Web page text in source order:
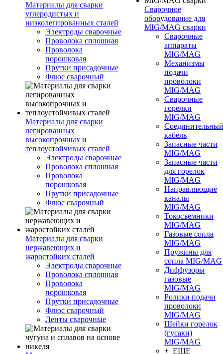
Материалы для сварки
углеродистых и
низколегированных сталей
Электроды сварочные
Проволока сплошная
Проволока
порошковая
Прутки присадочные
Флюс сварочный
Материалы для сварки
легированных
высокопрочных и
теплоустойчивых сталей
Электроды сварочные
Проволока сплошная
Проволока
порошковая
Прутки присадочные
Флюс сварочный
Материалы для сварки
нержавеющих и
жаростойких сталей
Электроды сварочные
Проволока сплошная
Проволока
порошковая
Прутки присадочные
Флюс сварочный
Ленты сварочные
Сварочное
оборудование для
MIG/MAG сварки
Сварочные
аппараты
MIG/MAG
Механизмы
подачи
проволоки
MIG/MAG
Сварочные
горелки
MIG/MAG
Соединительный
кабель
Запасные части
MIG/MAG
Запасные части
для горелок
MIG/MAG
Направляющие
каналы
MIG/MAG
Токосъемники
MIG/MAG
Газовые сопла
MIG/MAG
Пружины для
сопла MIG/MAG
Диффузоры
газовые
MIG/MAG
Ролики подачи
проволоки
MIG/MAG
Шейки горелок
(гусаки)
MIG/MAG
+ ЕЩЕ